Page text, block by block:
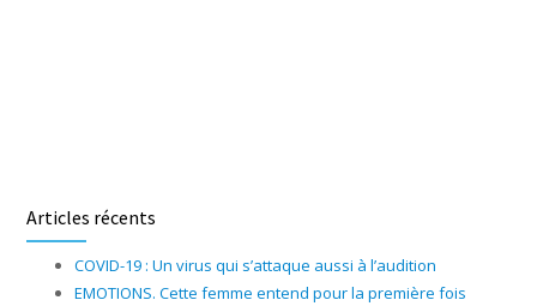
Articles récents
COVID-19 : Un virus qui s’attaque aussi à l’audition
EMOTIONS. Cette femme entend pour la première fois